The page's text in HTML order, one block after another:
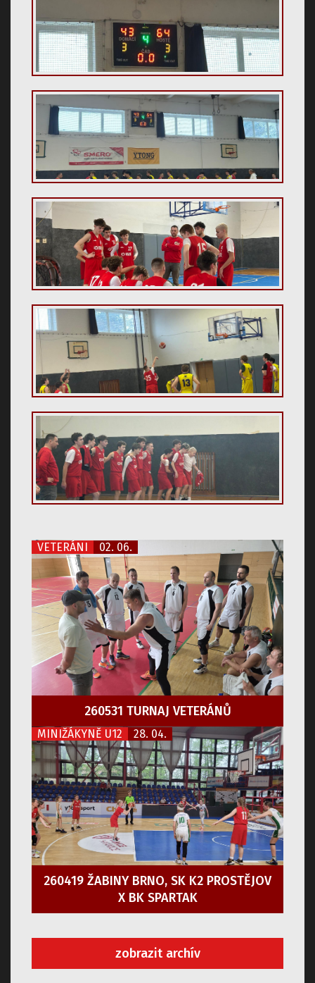
VETERÁNI 02. 06.
260531 TURNAJ VETERÁNŮ
MINIŽÁKYNĚ U12 28. 04.
260419 ŽABINY BRNO, SK K2 PROSTĚJOV
X BK SPARTAK
zobrazit archív